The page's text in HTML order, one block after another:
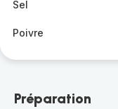
Sel
Poivre
Préparation